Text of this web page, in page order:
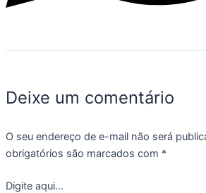
Deixe um comentário
O seu endereço de e-mail não será
obrigatórios são marcados com *
Digite aqui...